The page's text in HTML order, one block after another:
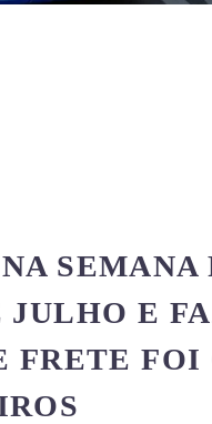
SEMANA
E
FRETE FOI